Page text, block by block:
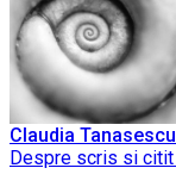
Claudia Tanasescu
Despre scris si citit